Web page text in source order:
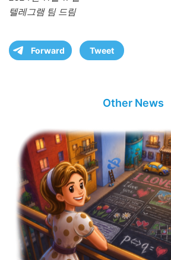
텔레그램 팀 드림
Forward Tweet
Other News